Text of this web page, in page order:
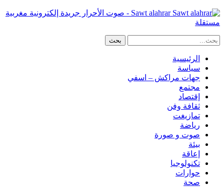
Sawt alahrar - صوت الأحرار جريدة إلكترونية مغربية
مستقلة
الرئيسية
سياسة
جهات مراكش – اسفي
مجتمع
إقتصاد
ثقافة وفن
تمازيغت
رياضة
صوت و صورة
بيئة
إعاقة
تكنولوجيا
حوارات
صحة